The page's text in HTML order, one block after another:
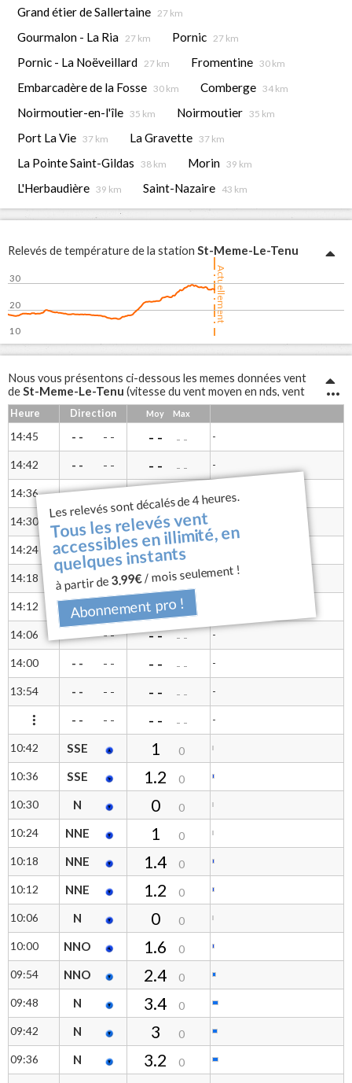
Grand étier de Sallertaine 27 km
Gourmalon - La Ria 27 km Pornic 27 km
Pornic - La Noëveillard 27 km Fromentine 30 km
Embarcadère de la Fosse 30 km Comberge 34 km
Noirmoutier-en-l'île 35 km Noirmoutier 35 km
Port La Vie 37 km La Gravette 37 km
La Pointe Saint-Gildas 38 km Morin 39 km
L'Herbaudière 39 km Saint-Nazaire 43 km
Relevés de température de la station St-Meme-Le-Tenu
Actuellement
9. Aug 06:00 12:00 18:00
10
20
30
Nous vous présentons ci-dessous les memes données vent
deSt-Meme-Le-Tenu (vitesse du vent moyen en nds, vent
mini, vent maxi, rafales et direction du vent) sous forme de
tableau pour une lecture différente
Notre anémomètre à coupelles
vitesse du vent et une girouette permet d'avoir la direction.
Les relevés sont décalés de 4 heures.
Tous les relevés vent
accessibles en illimité, en
quelques instants
à partir de3.99€/ mois seulement !
Abonnement pro !
Heure Direction Moy Max
14:45 - - - - - - - - -
14:42 - - - - - - - - -
14:36 - - - - - - - -
14:30 - - - - - -
14:24 - - - - - - - -
14:18 - - - - - - - - -
14:12 - - - - - - - -
14:06 - - - - - - - - -
14:00 - - - - - - - - -
13:54 - - - - - - - - -
- - - - - - - - -
10:42 SSE 1
0
10:36
SSE 1.2
0
10:30
N 0
0
10:24
NNE 1
0
10:18
NNE 1.4
0
10:12
NNE 1.2
0
10:06
N 0
0
10:00
NNO 1.6
0
09:54
NNO 2.4
0
09:48
N 3.4
0
09:42
N 3
0
09:36
N 3.2
0